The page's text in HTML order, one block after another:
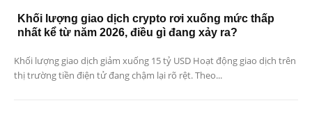
Khối lượng giao dịch crypto rơi xuống mức thấp
nhất kể từ năm 2026, điều gì đang xảy ra?
Khối lượng giao dịch giảm xuống 15 tỷ USD Hoạt động giao dịch trên
thị trường tiền điện tử đang chậm lại rõ rệt. Theo...